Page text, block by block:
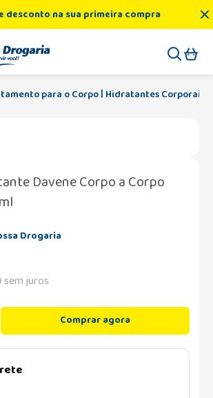
desconto na sua primeira compra
para o Corpo Hidratantes Corporais
Davene Corpo a Corpo
Drogaria
sem juros
Comprar agora